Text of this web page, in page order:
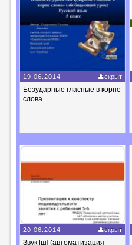
19.06.2014 скрыт
Безударные гласные в корне
слова
20.06.2014 скрыт
Звук [ш] (автоматизация